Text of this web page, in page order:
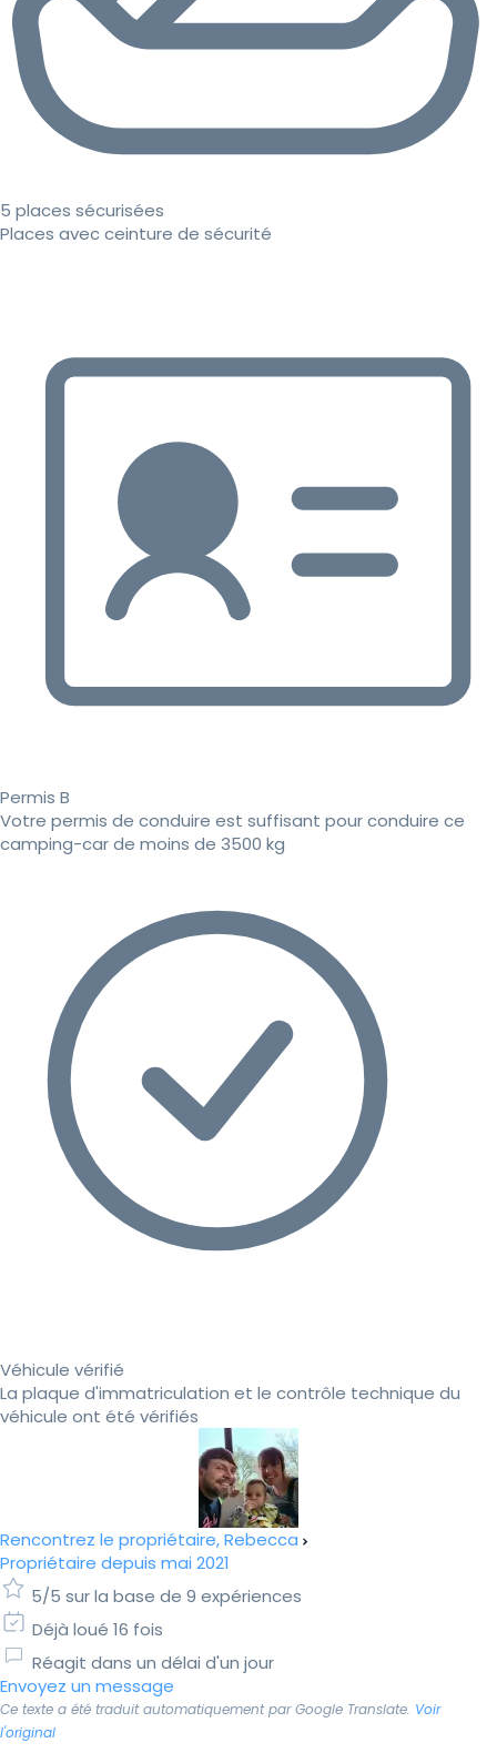
5 places sécurisées
Places avec ceinture de sécurité
Permis B
Votre permis de conduire est suffisant pour conduire ce
camping-car de moins de 3500 kg
Véhicule vérifié
La plaque d'immatriculation et le contrôle technique du
véhicule ont été vérifiés
Rencontrez le propriétaire, Rebecca
Propriétaire depuis mai 2021
5/5 sur la base de 9 expériences
Déjà loué 16 fois
Réagit dans un délai d'un jour
Envoyez un message
Ce texte a été traduit automatiquement par Google Translate. Voir
l'original